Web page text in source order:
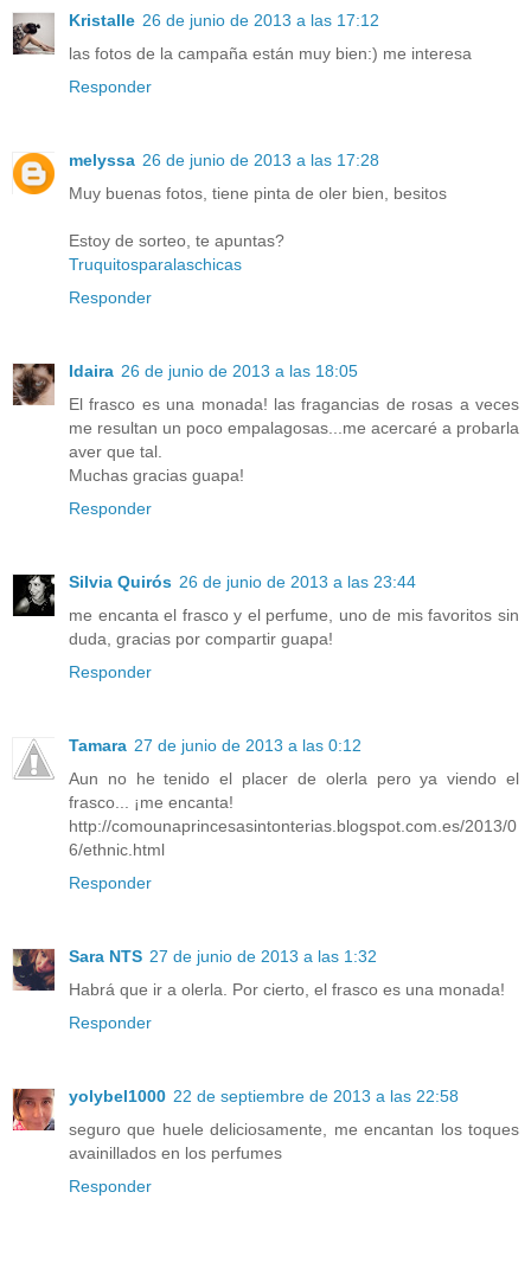
Kristalle 26 de junio de 2013 a las 17:12
las fotos de la campaña están muy bien:) me interesa
Responder
melyssa 26 de junio de 2013 a las 17:28
Muy buenas fotos, tiene pinta de oler bien, besitos
Estoy de sorteo, te apuntas?
Truquitosparalaschicas
Responder
Idaira 26 de junio de 2013 a las 18:05
El frasco es una monada! las fragancias de rosas a veces
me resultan un poco empalagosas...me acercaré a probarla
aver que tal.
Muchas gracias guapa!
Responder
Silvia Quirós 26 de junio de 2013 a las 23:44
me encanta el frasco y el perfume, uno de mis favoritos sin
duda, gracias por compartir guapa!
Responder
Tamara 27 de junio de 2013 a las 0:12
Aun no he tenido el placer de olerla pero ya viendo el
frasco... ¡me encanta!
http://comounaprincesasintonterias.blogspot.com.es/2013/0
6/ethnic.html
Responder
Sara NTS 27 de junio de 2013 a las 1:32
Habrá que ir a olerla. Por cierto, el frasco es una monada!
Responder
yolybel1000 22 de septiembre de 2013 a las 22:58
seguro que huele deliciosamente, me encantan los toques
avainillados en los perfumes
Responder